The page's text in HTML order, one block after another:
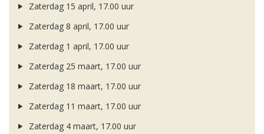
Zaterdag 15 april, 17.00 uur
Zaterdag 8 april, 17.00 uur
Zaterdag 1 april, 17.00 uur
Zaterdag 25 maart, 17.00 uur
Zaterdag 18 maart, 17.00 uur
Zaterdag 11 maart, 17.00 uur
Zaterdag 4 maart, 17.00 uur